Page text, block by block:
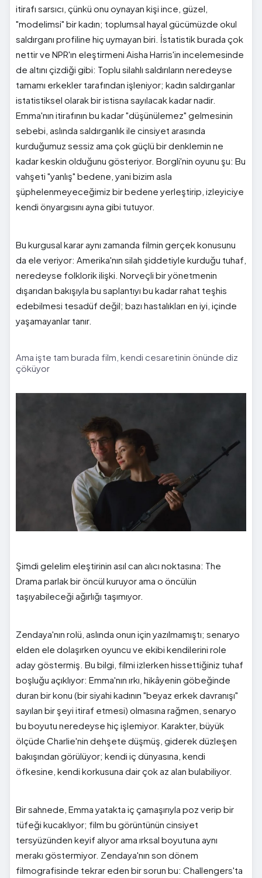
itirafı sarsıcı, çünkü onu oynayan kişi ince, güzel,
"modelimsi" bir kadın; toplumsal hayal gücümüzde okul
saldırganı profiline hiç uymayan biri. İstatistik burada çok
nettir ve NPR'ın eleştirmeni Aisha Harris'in incelemesinde
de altını çizdiği gibi: Toplu silahlı saldırıların neredeyse
tamamı erkekler tarafından işleniyor; kadın saldırganlar
istatistiksel olarak bir istisna sayılacak kadar nadir.
Emma'nın itirafının bu kadar "düşünülemez" gelmesinin
sebebi, aslında saldırganlık ile cinsiyet arasında
kurduğumuz sessiz ama çok güçlü bir denklemin ne
kadar keskin olduğunu gösteriyor. Borgli'nin oyunu şu: Bu
vahşeti "yanlış" bedene, yani bizim asla
şüphelenmeyeceğimiz bir bedene yerleştirip, izleyiciye
kendi önyargısını ayna gibi tutuyor.
Bu kurgusal karar aynı zamanda filmin gerçek konusunu
da ele veriyor: Amerika'nın silah şiddetiyle kurduğu tuhaf,
neredeyse folklorik ilişki. Norveçli bir yönetmenin
dışarıdan bakışıyla bu saplantıyı bu kadar rahat teşhis
edebilmesi tesadüf değil; bazı hastalıkları en iyi, içinde
yaşamayanlar tanır.
Ama işte tam burada film, kendi cesaretinin önünde diz
çöküyor
Şimdi gelelim eleştirinin asıl can alıcı noktasına: The
Drama parlak bir öncül kuruyor ama o öncülün
taşıyabileceği ağırlığı taşımıyor.
Zendaya'nın rolü, aslında onun için yazılmamıştı; senaryo
elden ele dolaşırken oyuncu ve ekibi kendilerini role
aday göstermiş. Bu bilgi, filmi izlerken hissettiğiniz tuhaf
boşluğu açıklıyor: Emma'nın ırkı, hikâyenin göbeğinde
duran bir konu (bir siyahi kadının "beyaz erkek davranışı"
sayılan bir şeyi itiraf etmesi) olmasına rağmen, senaryo
bu boyutu neredeyse hiç işlemiyor. Karakter, büyük
ölçüde Charlie'nin dehşete düşmüş, giderek düzleşen
bakışından görülüyor; kendi iç dünyasına, kendi
öfkesine, kendi korkusuna dair çok az alan bulabiliyor.
Bir sahnede, Emma yatakta iç çamaşırıyla poz verip bir
tüfeği kucaklıyor; film bu görüntünün cinsiyet
tersyüzünden keyif alıyor ama ırksal boyutuna aynı
merakı göstermiyor. Zendaya'nın son dönem
filmografisinde tekrar eden bir sorun bu: Challengers'ta